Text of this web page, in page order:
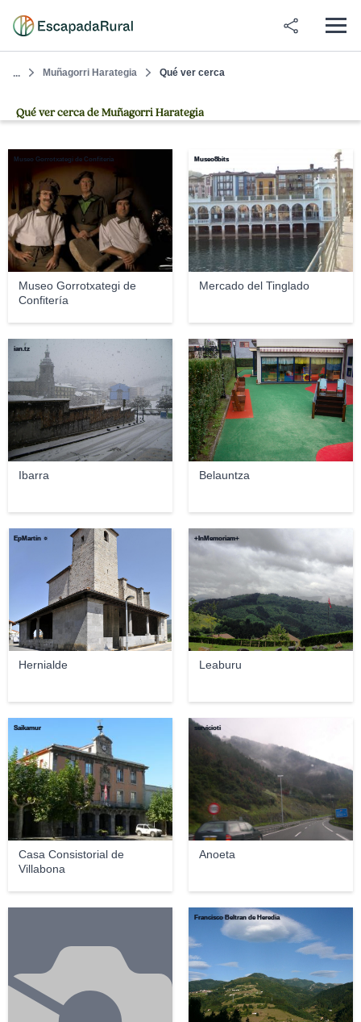
... Muñagorri Harategia Qué ver cerca
Qué ver cerca de Muñagorri Harategia
Museo Gorrotxategi de
Confitería
Museo Gorrotxategi de Confitería
Mercado del Tinglado
Museo8bits
Ibarra
ian.tz
Belauntza
lurkoi01
Hernialde
EpMartín ☼
Leaburu
+InMemoriam+
Casa Consistorial de
Villabona
Saikamur
Anoeta
servicioti
Francisco Beltran de Heredia